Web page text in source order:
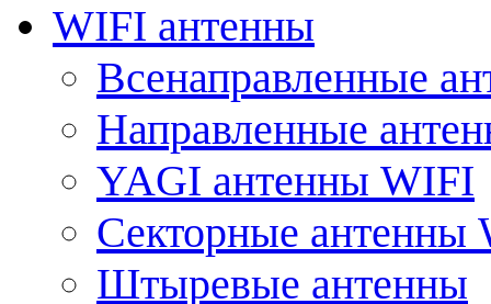
WIFI антенны
Всенаправленные
Направленные
YAGI антенны WIFI
Секторные антенны
Штыревые антенны